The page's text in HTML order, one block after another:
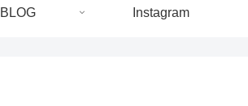
BLOG Instagram